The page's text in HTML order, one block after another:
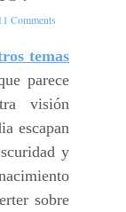
11 Comments
temas
parece
visión
escapan
y
sobre